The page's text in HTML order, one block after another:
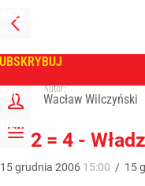
PRZEJDŹ
NA
GŁÓWNĄ
ZALOGUJ
MENU
Tygodnik Wprost
Autor:
Wacław Wilczyński
2 x 2 = 4 -
15grudnia 2006 15:00 / 15